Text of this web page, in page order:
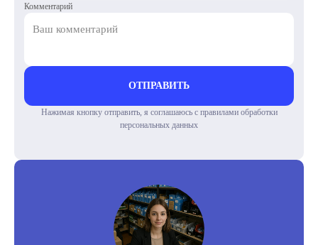
Комментарий
ОТПРАВИТЬ
Нажимая кнопку отправить, я соглашаюсь с правилами обработки
персональных данных